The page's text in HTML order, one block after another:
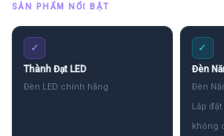
SẢN PHẨM NỔI BẬT
✓
Thành Đạt LED
Đèn LED chính hãng
✓
Đèn
Đèn
Lắp
không